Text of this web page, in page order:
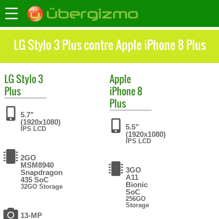
LG Stylo 3 Plus contre Apple iPhone 8 Plus
LGStylo 3
Plus
5.7"
(1920x1080)
IPS LCD
2GO
MSM8940
Snapdragon
435 SoC
32GO Storage
13-MP
Apple
iPhone 8
Plus
5.5"
(1920x1080)
IPS LCD
3GO
A11
Bionic
SoC
256GO
Storage